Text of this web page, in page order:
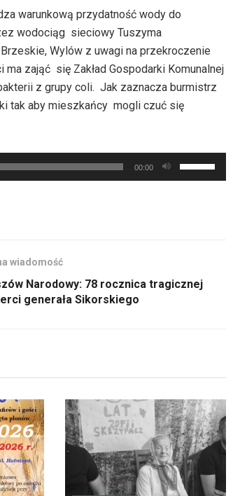
warunkową przydatność wody do
wodociąg sieciowy Tuszyma
Wylów z uwagi na przekroczenie
zająć się Zakład Gospodarki Komunalnej
z grupy coli. Jak zaznacza burmistrz
tak aby mieszkańcy mogli czuć się
00:00
strzałek
aby
wiadomość
Narodowy: 78 rocznica tragicznej
generała Sikorskiego